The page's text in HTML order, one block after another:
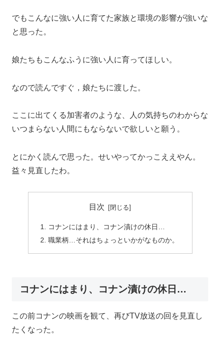
でもこんなに強い人に育てた家族と環境の影響が強いな
と思った。
娘たちもこんなふうに強い人に育ってほしい。
なので読んですぐ，娘たちに渡した。
ここに出てくる加害者のような、人の気持ちのわからな
いつまらない人間にもならないで欲しいと願う。
とにかく読んで思った。せいやってかっこええやん。
益々見直したわ。
目次
コナンにはまり、コナン漬けの休日…
職業柄…それはちょっといかがなものか。
コナンにはまり、コナン漬けの休日…
この前コナンの映画を観て、再びTV放送の回を見直し
たくなった。